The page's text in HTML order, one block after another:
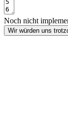
Noch nicht
Wir würden uns